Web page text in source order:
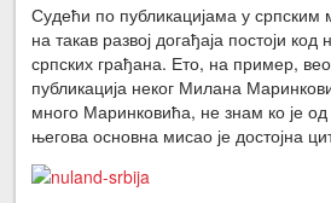
Судећи по публикацијама у српским
на такав развој догађаја постоји
српских грађана. Ето, на пример,
публикација неког Милана
много Маринковића, не знам ко је
његова основна мисао је достојна